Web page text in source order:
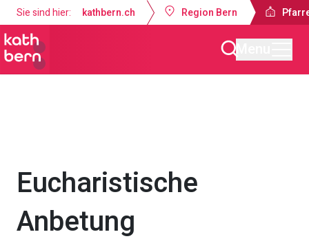
Sie sind hier: kathbern.ch Region Bern
Eucharistische
Anbetung